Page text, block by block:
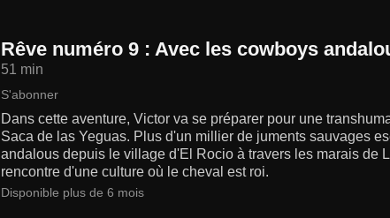
Rêve numéro 9 : Avec les cowboys
51 min
S'abonner
Dans cette aventure, Victor va se préparer pour une
Saca de las Yeguas. Plus d'un millier de juments sauvages
andalous depuis le village d'El Rocio à travers les marais de
rencontre d'une culture où le cheval est roi.
Disponible plus de 6 mois